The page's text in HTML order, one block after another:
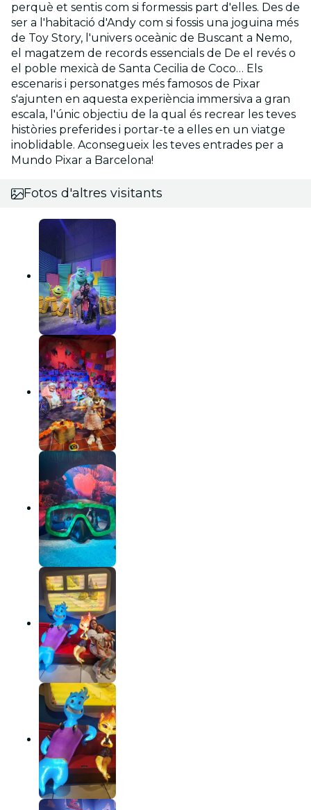
perquè et sentis com si formessis part d'elles. Des de
ser a l'habitació d'Andy com si fossis una joguina més
de Toy Story, l'univers oceànic de Buscant a Nemo,
el magatzem de records essencials de De el revés o
el poble mexicà de Santa Cecilia de Coco… Els
escenaris i personatges més famosos de Pixar
s'ajunten en aquesta experiència immersiva a gran
escala, l'únic objectiu de la qual és recrear les teves
històries preferides i portar-te a elles en un viatge
inoblidable. Aconsegueix les teves entrades per a
Mundo Pixar a Barcelona!
Fotos d'altres visitants